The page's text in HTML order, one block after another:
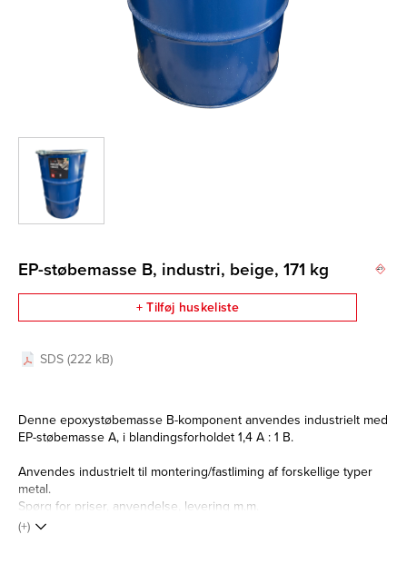
EP-støbemasse B, industri, beige, 171 kg
+ Tilføj huskeliste
SDS (222 kB)
Denne epoxystøbemasse B-komponent anvendes industrielt med
EP-støbemasse A, i blandingsforholdet 1,4 A : 1 B.
Anvendes industrielt til montering/fastliming af forskellige typer
metal.
Spørg for priser, anvendelse, levering m.m.
(+)